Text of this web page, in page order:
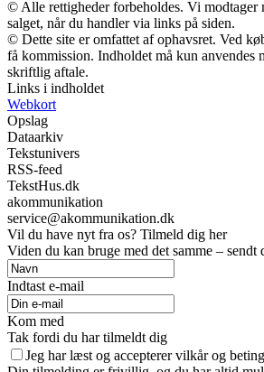
© Alle rettigheder forbeholdes. Vi modtager
salget, når du handler via links på siden.
© Dette site er omfattet af ophavsret. Ved
få kommission. Indholdet må kun anvendes
skriftlig aftale.
Links i indholdet
Webkort
Opslag
Dataarkiv
Tekstunivers
RSS-feed
TekstHus.dk
akommunikation
service@akommunikation.dk
Vil du have nyt fra os? Tilmeld dig her
Viden du kan bruge med det samme – sendt
Indtast e-mail
Kom med
Tak fordi du har tilmeldt dig
Jeg har læst og accepterer vilkår og